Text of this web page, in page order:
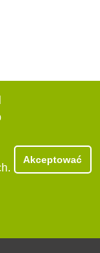
Akceptować